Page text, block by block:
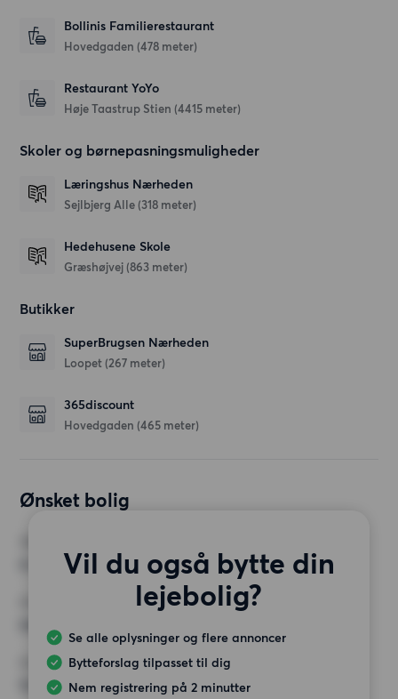
Bollinis Familierestaurant
Hovedgaden (478 meter)
Restaurant YoYo
Høje Taastrup Stien (4415 meter)
Skoler og børnepasningsmuligheder
Læringshus Nærheden
Sejlbjerg Alle (318 meter)
Hedehusene Skole
Græshøjvej (863 meter)
Butikker
SuperBrugsen Nærheden
Loopet (267 meter)
365discount
Hovedgaden (465 meter)
Ønsket bolig
Vil du også bytte din
lejebolig?
Se alle oplysninger og flere annoncer
Bytteforslag tilpasset til dig
Nem registrering på 2 minutter
4 værelser
MIN. ANTAL KVADRATMETER
MAX HUSLEJE
12 000 kr.